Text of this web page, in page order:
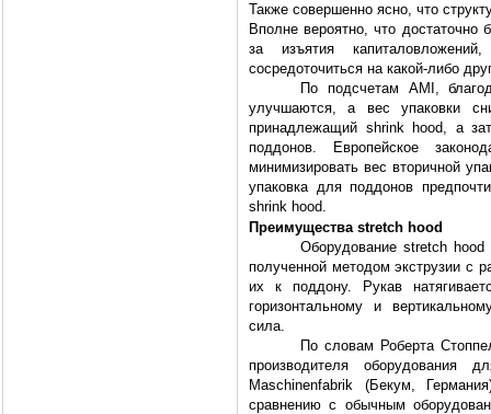
Также совершенно ясно, что
Вполне вероятно, что достаточно
за изъятия
сосредоточиться на какой-либо
По подсчетам AMI,
улучшаются, а вес упаковки
принадлежащий shrink hood, а
поддонов. Европейское
минимизировать вес вторичной
упаковка для поддонов
shrink hood.
Преимущества stretch hood
Оборудование stretch
полученной методом экструзии с
их к поддону. Рукав
горизонтальному и
сила.
По словам Роберта
производителя оборудования
Maschinenfabrik (Бекум,
сравнению с обычным